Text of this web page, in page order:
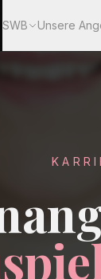
SWB Unsere